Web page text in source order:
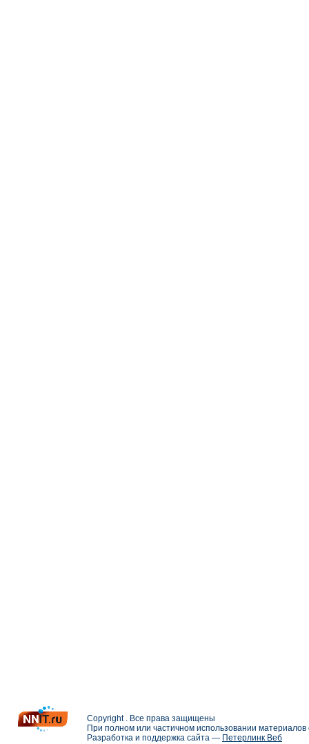
Copyright . Все права защищены
При полном или частичном использовании
Разработка и поддержка сайта — Петерлинк Веб